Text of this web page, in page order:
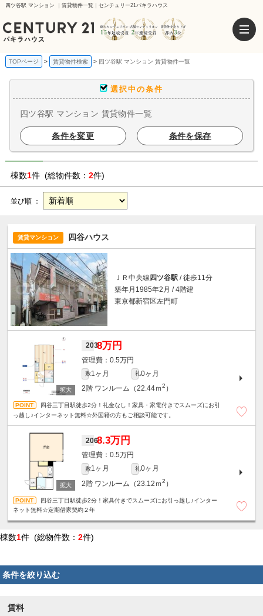
四ツ谷駅 マンション ｜賃貸物件一覧｜センチュリー21パキラハウス
TOPページ 賃貸物件検索 四ツ谷駅 マンション 賃貸物件一覧
選択中の条件
四ツ谷駅 マンション 賃貸物件一覧
条件を変更 条件を保存
棟数1件 (総物件数： 2件)
並び順 ：
賃貸マンション 四谷ハウス
ＪＲ中央線 四ツ谷駅 / 徒歩11分
築年月1985年2月 / 4階建
東京都新宿区左門町
2038万円
0.5万円
敷1ヶ月 礼0ヶ月
2階 ワンルーム（22.44ｍ2 ）
四谷三丁目駅徒歩2分！礼金なし！家具・家電付きでスムーズにお引
っ越し♪インターネット無料☆外国籍の方もご相談可能です。
2068.3万円
0.5万円
敷1ヶ月 礼0ヶ月
2階 ワンルーム（23.12ｍ2 ）
四谷三丁目駅徒歩2分！家具付きでスムーズにお引っ越し♪インター
ネット無料☆定期借家契約２年
棟数1件 (総物件数： 2件)
条件を絞り込む
賃料